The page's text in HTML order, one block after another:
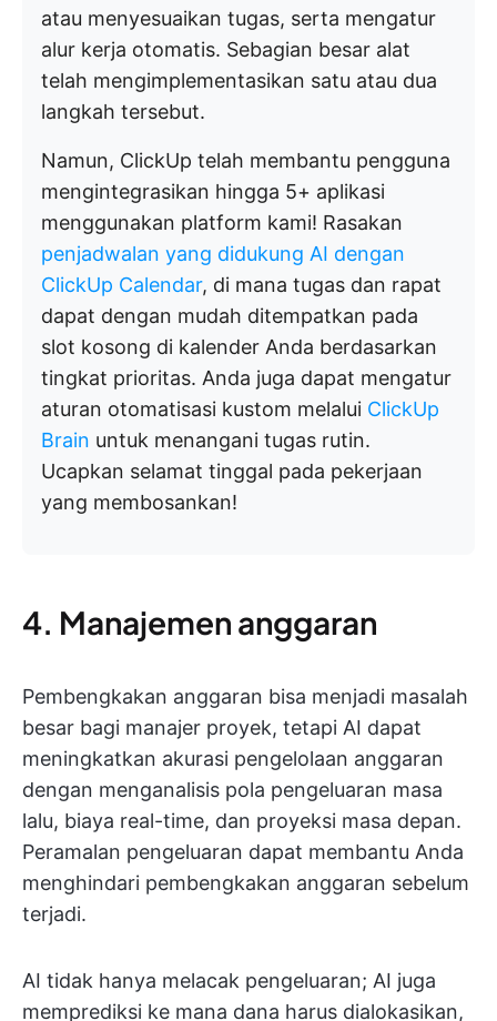
atau menyesuaikan tugas, serta mengatur
alur kerja otomatis. Sebagian besar alat
telah mengimplementasikan satu atau dua
langkah tersebut.
Namun, ClickUp telah membantu pengguna
mengintegrasikan hingga 5+ aplikasi
menggunakan platform kami! Rasakan
penjadwalan yang didukung AI dengan
ClickUp Calendar, di mana tugas dan rapat
dapat dengan mudah ditempatkan pada
slot kosong di kalender Anda berdasarkan
tingkat prioritas. Anda juga dapat mengatur
aturan otomatisasi kustom melalui ClickUp
Brain untuk menangani tugas rutin.
Ucapkan selamat tinggal pada pekerjaan
yang membosankan!
4. Manajemen anggaran
Pembengkakan anggaran bisa menjadi masalah
besar bagi manajer proyek, tetapi AI dapat
meningkatkan akurasi pengelolaan anggaran
dengan menganalisis pola pengeluaran masa
lalu, biaya real-time, dan proyeksi masa depan.
Peramalan pengeluaran dapat membantu Anda
menghindari pembengkakan anggaran sebelum
terjadi.
AI tidak hanya melacak pengeluaran; AI juga
memprediksi ke mana dana harus dialokasikan,